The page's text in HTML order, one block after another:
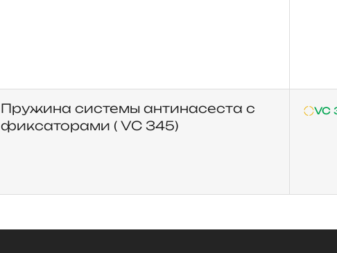
Пружина системы антинасеста с
фиксаторами ( VC 345)
VC